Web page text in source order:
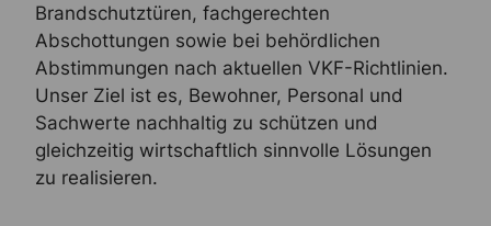
Brandschutztüren, fachgerechten
Abschottungen sowie bei behördlichen
Abstimmungen nach aktuellen VKF-Richtlinien.
Unser Ziel ist es, Bewohner, Personal und
Sachwerte nachhaltig zu schützen und
gleichzeitig wirtschaftlich sinnvolle Lösungen
zu realisieren.